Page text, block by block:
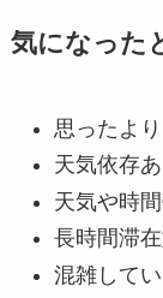
気になった
思ったよ
天気依存
天気や時
長時間滞
混雑して